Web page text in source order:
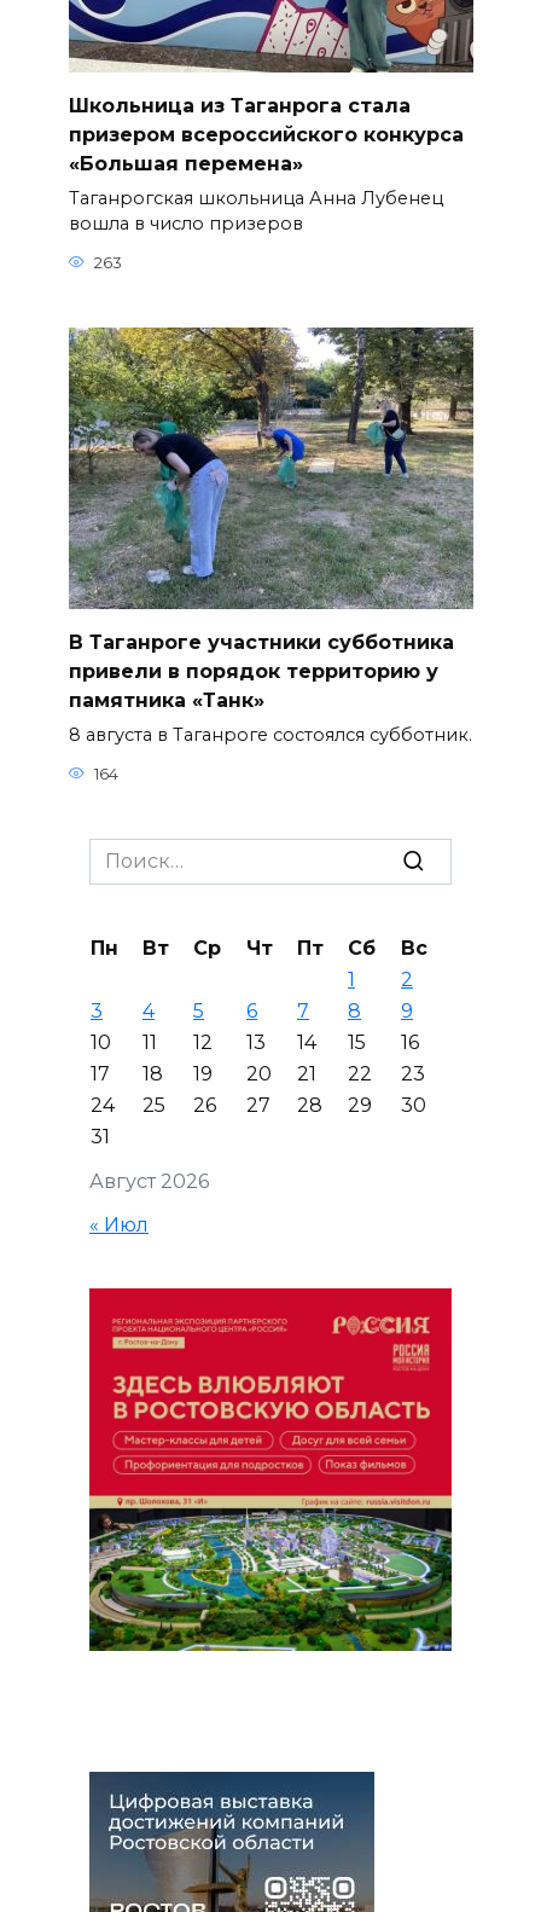
Школьница из Таганрога стала
призером всероссийского конкурса
«Большая перемена»
Таганрогская школьница Анна Лубенец
вошла в число призеров
263
В Таганроге участники субботника
привели в порядок территорию у
памятника «Танк»
8 августа в Таганроге состоялся субботник.
164
Search
for:
Август 2026
Пн Вт Ср Чт Пт Сб
Вс
1
2
3
4 5 6 7 8
9
10
11 12 13 14 15
16
17
18 19 20 21 22
23
24
25 26 27 28 29
30
31
« Июл